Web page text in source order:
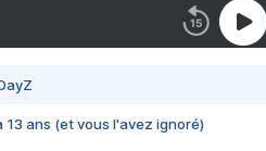
13 ans (et vous l'avez ignoré)